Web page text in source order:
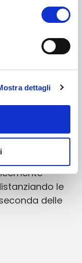
dettagli
posa
Strip
, si
Easy.
le
delle